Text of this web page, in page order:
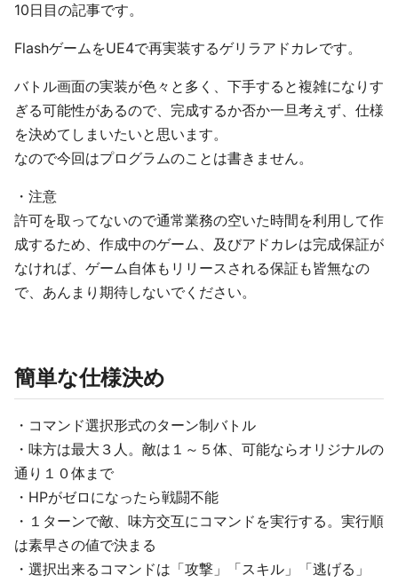
10日目の記事です。
FlashゲームをUE4で再実装するゲリラアドカレです。
バトル画面の実装が色々と多く、下手すると複雑になりす
ぎる可能性があるので、完成するか否か一旦考えず、仕様
を決めてしまいたいと思います。
なので今回はプログラムのことは書きません。
・注意
許可を取ってないので通常業務の空いた時間を利用して作
成するため、作成中のゲーム、及びアドカレは完成保証が
なければ、ゲーム自体もリリースされる保証も皆無なの
で、あんまり期待しないでください。
簡単な仕様決め
・コマンド選択形式のターン制バトル
・味方は最大３人。敵は１～５体、可能ならオリジナルの
通り１０体まで
・HPがゼロになったら戦闘不能
・１ターンで敵、味方交互にコマンドを実行する。実行順
は素早さの値で決まる
・選択出来るコマンドは「攻撃」「スキル」「逃げる」